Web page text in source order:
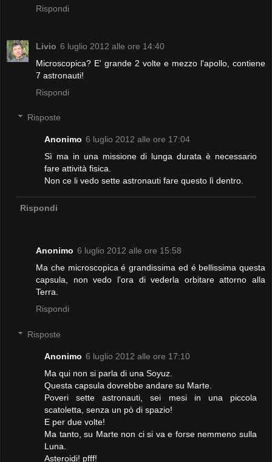
Rispondi
Livio 6 luglio 2012 alle ore 14:40
Microscopica? E' grande 2 volte e mezzo l'apollo, contiene
7 astronauti!
Rispondi
Risposte
Anonimo 6 luglio 2012 alle ore 17:04
Sì ma in una missione di lunga durata è necessario
fare attività fisica.
Non ce li vedo sette astronauti fare questo lì dentro.
Rispondi
Anonimo 6 luglio 2012 alle ore 15:58
Ma che microscopica é grandissima ed é bellissima questa
capsula, non vedo l'ora di vederla orbitare attorno alla
Terra.
Rispondi
Risposte
Anonimo 6 luglio 2012 alle ore 17:10
Ma qui non si parla di una Soyuz.
Questa capsula dovrebbe andare su Marte.
Poveri sette astronauti, sei mesi in una piccola
scatoletta, senza un pò di spazio!
E per due volte!
Ma tanto, su Marte non ci si va e forse nemmeno sulla
Luna.
Asteroidi! pfff!